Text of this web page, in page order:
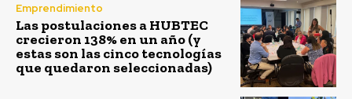
Emprendimiento
Las postulaciones a HUBTEC
crecieron 138% en un año (y
estas son las cinco tecnologías
que quedaron seleccionadas)